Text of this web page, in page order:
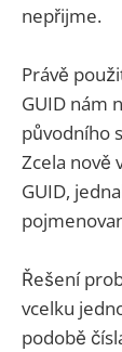
nepřijme.
Právě
GUID nám
původního
Zcela nově
GUID,
Řešení
vcelku
podobě